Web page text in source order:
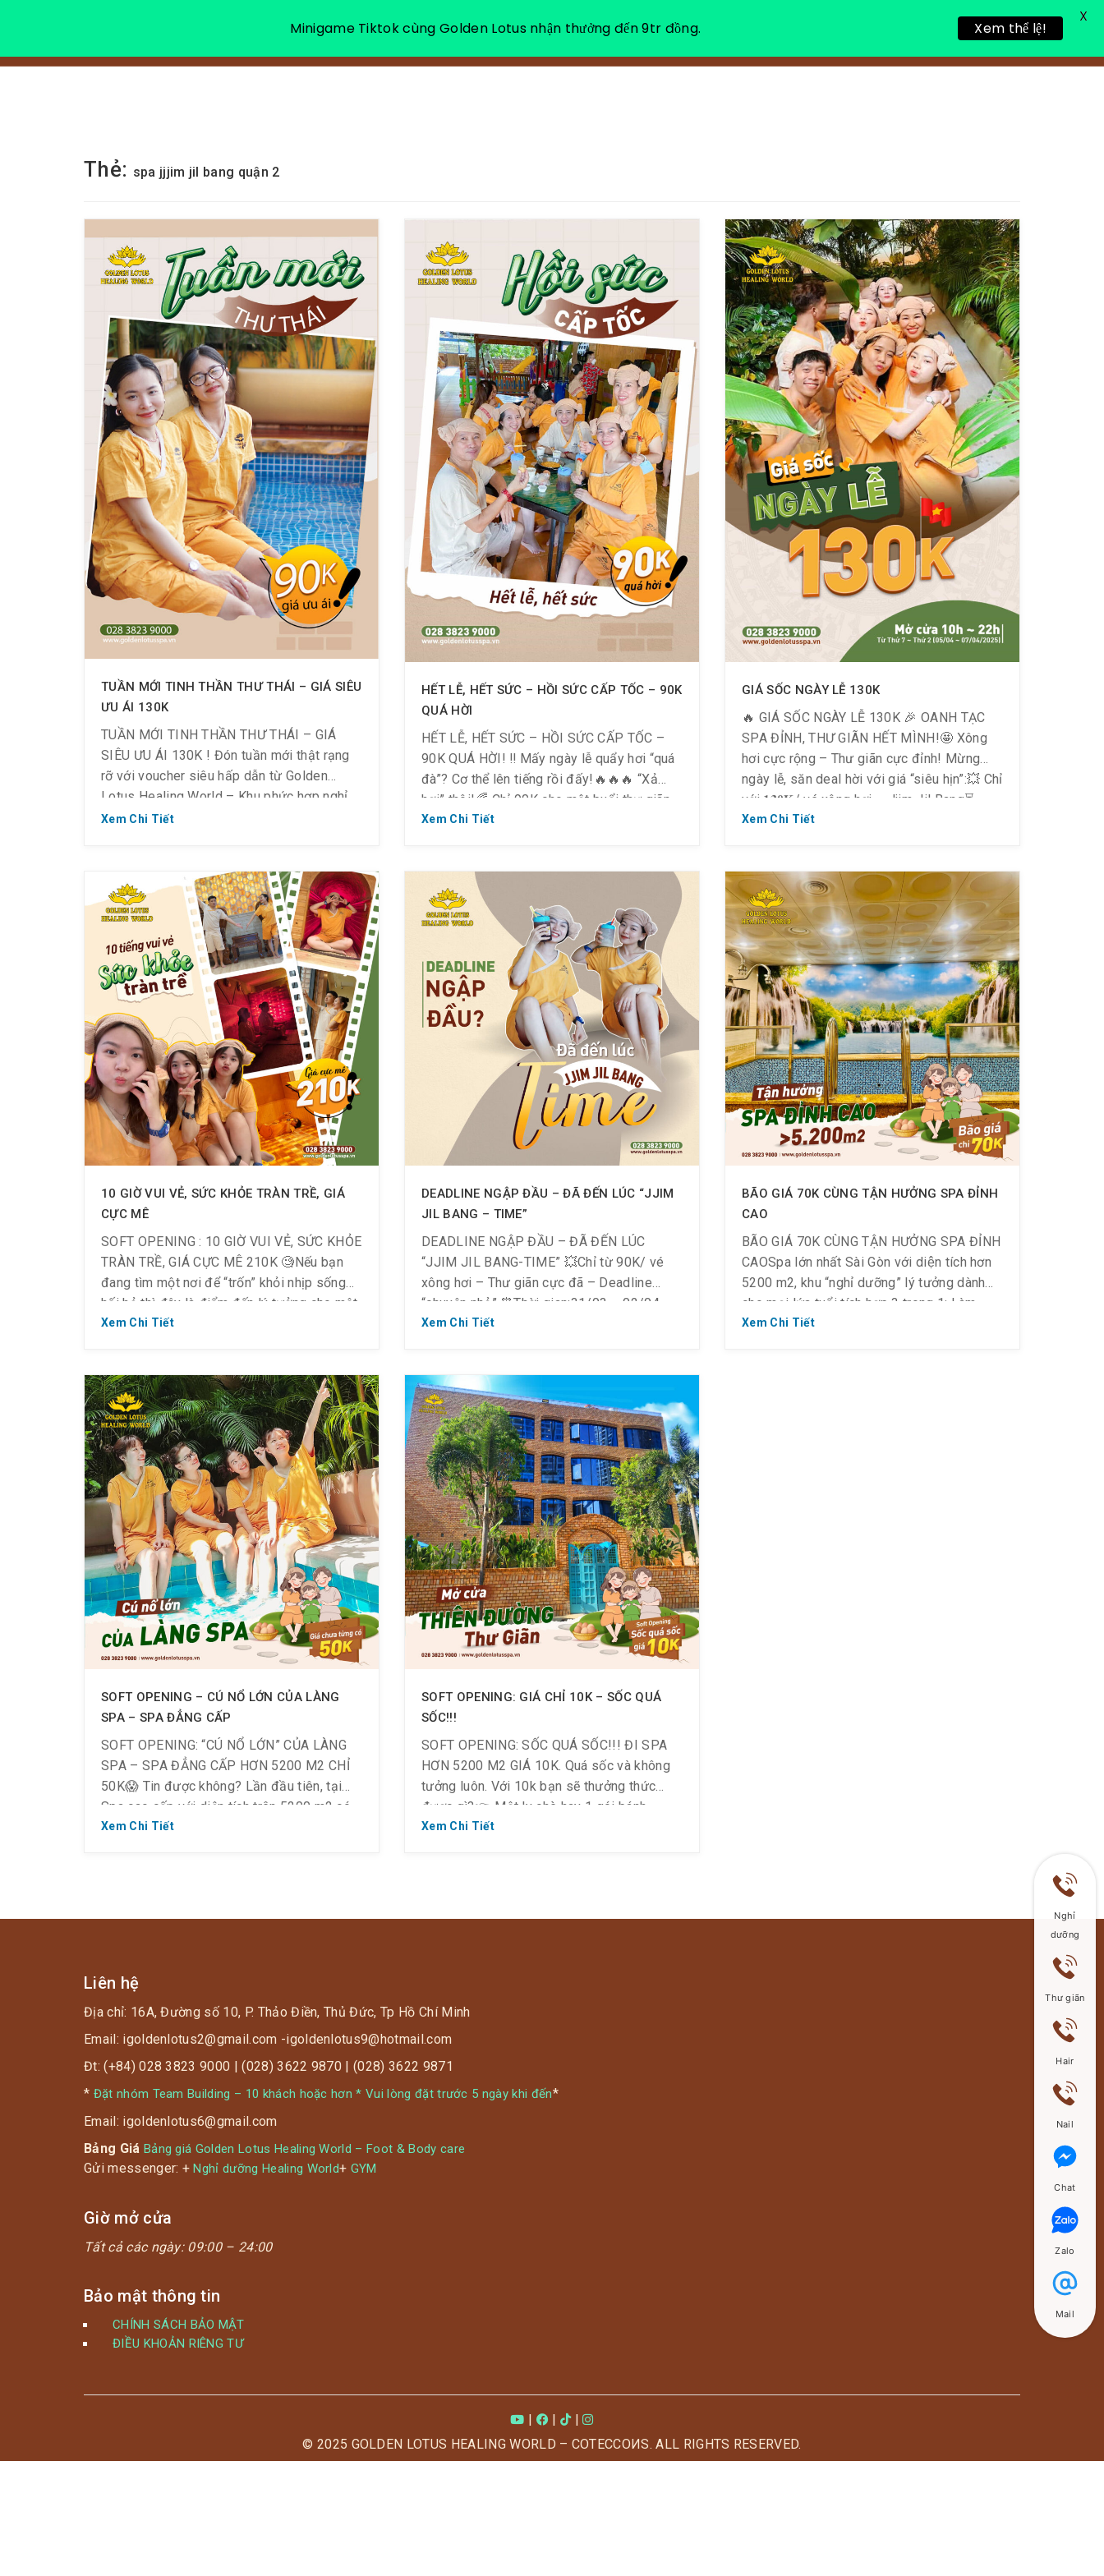
VỀ CHÚNG TÔI NGHỈ DƯỠNG THƯ GIÃN LIÊN HỆ
Thẻ: spa jjjim jil bang quận 2
TUẦN MỚI TINH THẦN THƯ THÁI – GIÁ SIÊU
ƯU ÁI 130K
TUẦN MỚI TINH THẦN THƯ THÁI – GIÁ
SIÊU ƯU ÁI 130K ! Đón tuần mới thật rạng
rỡ với voucher siêu hấp dẫn từ Golden
Lotus Healing World – Khu phức hợp nghỉ
dưỡng sức khỏe lý tưởng dành cho gia đình,
Xem Chi Tiết
HẾT LỄ, HẾT SỨC – HỒI SỨC CẤP TỐC – 90K
QUÁ HỜI
HẾT LỄ, HẾT SỨC – HỒI SỨC CẤP TỐC –
90K QUÁ HỜI! ‼ Mấy ngày lễ quẩy hơi “quá
đà”? Cơ thể lên tiếng rồi đấy!🔥🔥🔥 “Xả
hơi” thôi!🌈 Chỉ 90K cho một buổi thư giãn,
phục hồi năng lượng cực đã!✅ Giảm đau
Xem Chi Tiết
GIÁ SỐC NGÀY LỄ 130K
🔥 GIÁ SỐC NGÀY LỄ 130K 🎉 OANH TẠC
SPA ĐỈNH, THƯ GIÃN HẾT MÌNH!🤩 Xông
hơi cực rộng – Thư giãn cực đỉnh! Mừng
ngày lễ, săn deal hời với giá “siêu hịn”:💥 Chỉ
với 𝟏𝟑𝟎𝐊/ vé xông hơi – Jjim Jil Bang⏳
Thời gian ưu đãi: Từ 𝟎𝟓/𝟎𝟒 – 𝟎𝟕/𝟎𝟒/𝟐𝟎𝟐𝟓
Xem Chi Tiết
10 GIỜ VUI VẺ, SỨC KHỎE TRÀN TRỀ, GIÁ
CỰC MÊ
SOFT OPENING : 10 GIỜ VUI VẺ, SỨC KHỎE
TRÀN TRỀ, GIÁ CỰC MÊ 210K 🧐Nếu bạn
đang tìm một nơi để “trốn” khỏi nhịp sống
hối hả thì đây là điểm đến lý tưởng cho một
kỳ nghỉ ngắn phục hồi thể chất lẫn tinh thần
Xem Chi Tiết
DEADLINE NGẬP ĐẦU – ĐÃ ĐẾN LÚC “JJIM
JIL BANG – TIME”
DEADLINE NGẬP ĐẦU – ĐÃ ĐẾN LÚC
“JJIM JIL BANG-TIME” 💥Chỉ từ 90K/ vé
xông hơi – Thư giãn cực đã – Deadline
“chuyện nhỏ” ⏰Thời gian:31/03 – 02/04
(T2~T4) 💦 90K/ vé xông hơi khi check-in
90K/ vé […]
Xem Chi Tiết
BÃO GIÁ 70K CÙNG TẬN HƯỞNG SPA ĐỈNH
CAO
BÃO GIÁ 70K CÙNG TẬN HƯỞNG SPA ĐỈNH
CAOSpa lớn nhất Sài Gòn với diện tích hơn
5200 m2, khu “nghỉ dưỡng” lý tưởng dành
cho mọi lứa tuổi tích hợp 3 trong 1: Làm
đẹp – Ăn uống – Giải trí, Golden Lotus
Xem Chi Tiết
SOFT OPENING – CÚ NỔ LỚN CỦA LÀNG
SPA – SPA ĐẲNG CẤP
SOFT OPENING: “CÚ NỔ LỚN” CỦA LÀNG
SPA – SPA ĐẲNG CẤP HƠN 5200 M2 CHỈ
50K😱 Tin được không? Lần đầu tiên, tại
Spa cao cấp với diện tích trên 5200 m2 có
vô số tiện ích phục vụ cho việc nâng cao
Xem Chi Tiết
SOFT OPENING: GIÁ CHỈ 10K – SỐC QUÁ
SỐC!!!
SOFT OPENING: SỐC QUÁ SỐC!!! ĐI SPA
HƠN 5200 M2 GIÁ 10K. Quá sốc và không
tưởng luôn. Với 10k bạn sẽ thưởng thức
được gì?👉 Một ly chè hay 1 gói bánh
Snack hay 2 ổ bánh mì không…?📣 NHƯNG
Xem Chi Tiết
Liên hệ
Địa chỉ: 16A, Đường số 10, P. Thảo Điền, Thủ Đức, Tp Hồ Chí Minh
Email: igoldenlotus2@gmail.com -igoldenlotus9@hotmail.com
Đt: (+84) 028 3823 9000 | (028) 3622 9870 | (028) 3622 9871
* Đặt nhóm Team Building – 10 khách hoặc hơn * Vui lòng đặt trước 5 ngày khi đến*
Email: igoldenlotus6@gmail.com
Bảng Giá Bảng giá Golden Lotus Healing World – Foot & Body care
Gửi messenger: +Nghỉ dưỡng Healing World+ GYM
Giờ mở cửa
Tất cả các ngày: 09:00 – 24:00
Bảo mật thông tin
CHÍNH SÁCH BẢO MẬT
ĐIỀU KHOẢN RIÊNG TƯ
| |
|
© 2025 GOLDEN LOTUS HEALING WORLD – COTECCOИS. ALL RIGHTS RESERVED.
Nghỉ
dưỡng
Thư giãn
Hair
Nail
Chat
Zalo
Mail
Minigame Tiktok cùng Golden Lotus nhận thưởng đến 9tr đồng. Xem thể lệ!
X